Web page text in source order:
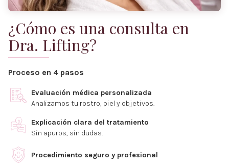
¿Cómo es una consulta en
Dra. Lifting?
Proceso en 4 pasos
Evaluación médica personalizada
Analizamos tu rostro, piel y objetivos.
Explicación clara del tratamiento
Sin apuros, sin dudas.
Procedimiento seguro y profesional